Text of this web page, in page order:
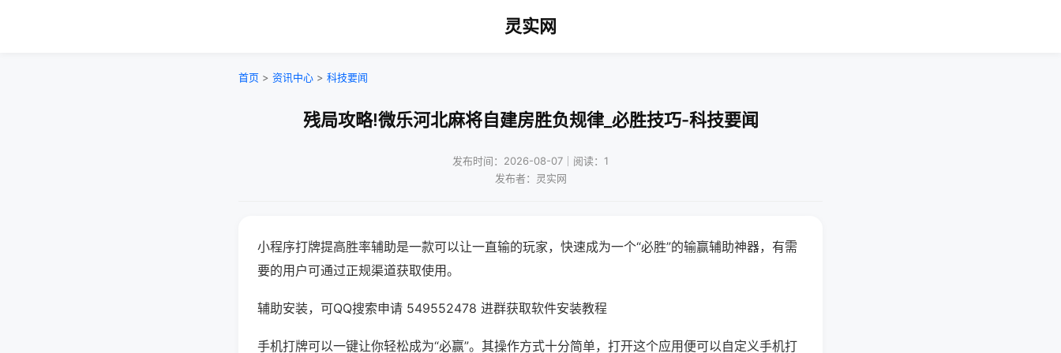
灵实网
首页 > 资讯中心 > 科技要闻
残局攻略!微乐河北麻将自建房胜负规律_必胜技巧-科技要闻
发布时间：2026-08-07｜阅读：1
发布者：灵实网
小程序打牌提高胜率辅助是一款可以让一直输的玩家，快速成为一个“必胜”的输赢辅助神器，有需
要的用户可通过正规渠道获取使用。
辅助安装，可QQ搜索申请 549552478 进群获取软件安装教程
手机打牌可以一键让你轻松成为“必赢”。其操作方式十分简单，打开这个应用便可以自定义手机打